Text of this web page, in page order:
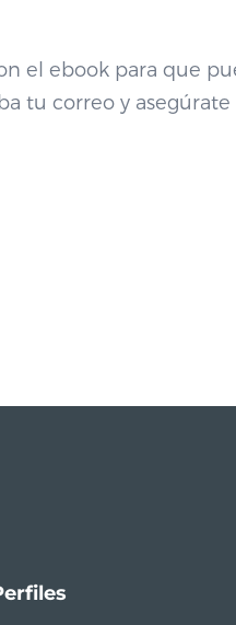
el ebook para que
tu correo y